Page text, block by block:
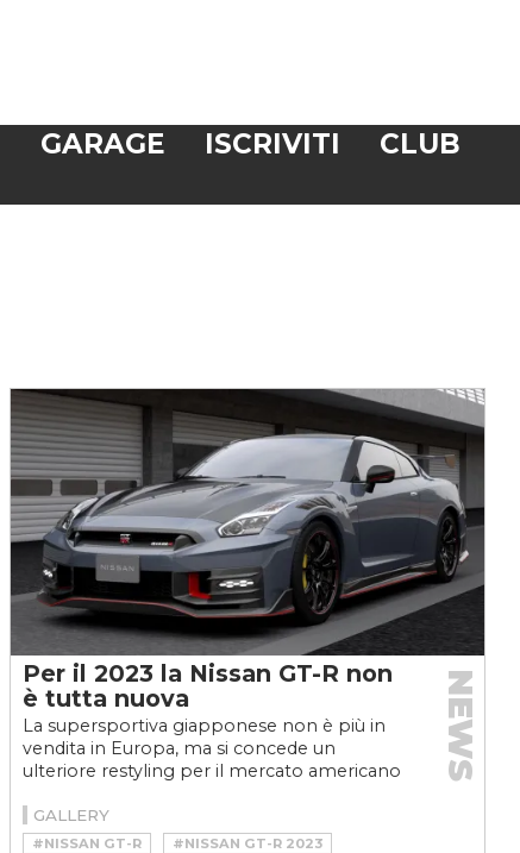
GARAGE ISCRIVITI
CLUB
Per il 2023 la Nissan GT-R non
è tutta nuova
La supersportiva giapponese non è più in
vendita in Europa, ma si concede un
ulteriore restyling per il mercato americano
NEWS
GALLERY
#NISSAN GT-R
#NISSAN GT-R 2023